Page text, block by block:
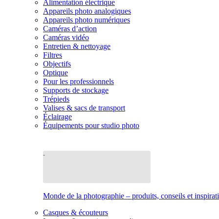
Alimentation électrique
Appareils photo analogiques
Appareils photo numériques
Caméras d’action
Caméras vidéo
Entretien & nettoyage
Filtres
Objectifs
Optique
Pour les professionnels
Supports de stockage
Trépieds
Valises & sacs de transport
Éclairage
Équipements pour studio photo
Monde de la photographie – produits, conseils et
Casques & écouteurs